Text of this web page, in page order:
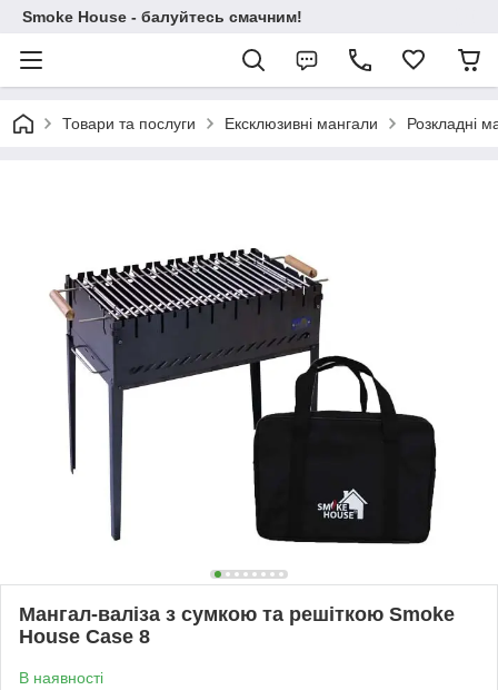
Smoke House - балуйтесь смачним!
Товари та послуги Ексклюзивні мангали Розкладні
Мангал-валіза з сумкою та решіткою Smoke
House Case 8
В наявності